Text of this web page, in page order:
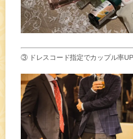
③ ドレスコード指定でカップル率